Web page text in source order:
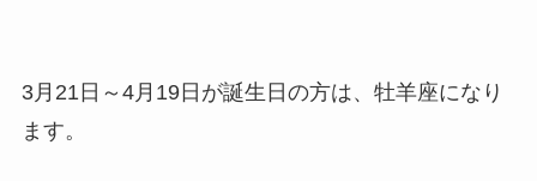
3月21日～4月19日が誕生日の方は、牡羊座になり
ます。